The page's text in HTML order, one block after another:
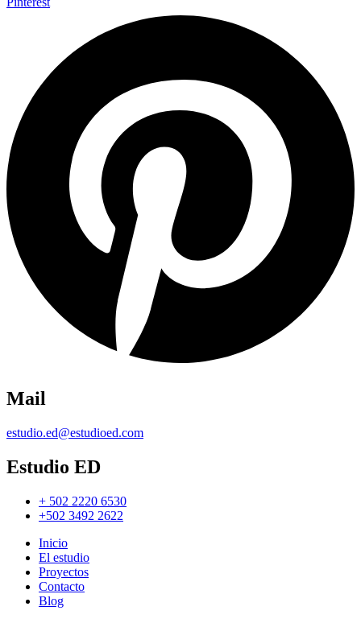
Mail
estudio.ed@estudioed.com
Estudio ED
+ 502 2220 6530
+502 3492 2622
Inicio
El estudio
Proyectos
Contacto
Blog